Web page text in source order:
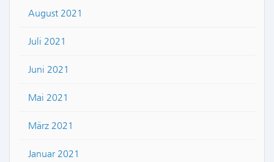
August 2021
Juli 2021
Juni 2021
Mai 2021
März 2021
Januar 2021